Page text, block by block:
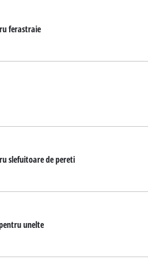
ferastraie
slefuitoare de pereti
unelte